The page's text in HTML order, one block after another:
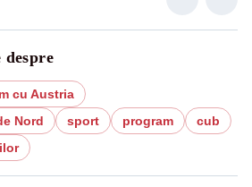
cu Austria
Nord
sport program
cub